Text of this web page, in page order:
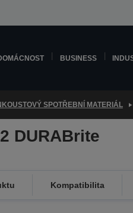
BUSINESS
SPOTŘEBNÍ MATERIÁL
DURABrite
Kompatibilita